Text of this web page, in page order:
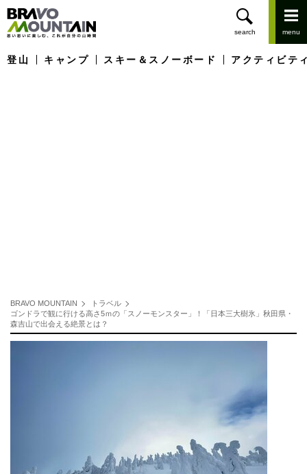
登山 キャンプ スキー＆スノーボード アクティビテ
BRAVO MOUNTAIN
トラベル
ゴンドラで観に行ける高さ5ｍの「スノーモンスター」！「日本三大樹氷」秋田県・
森吉山で出会える絶景とは？